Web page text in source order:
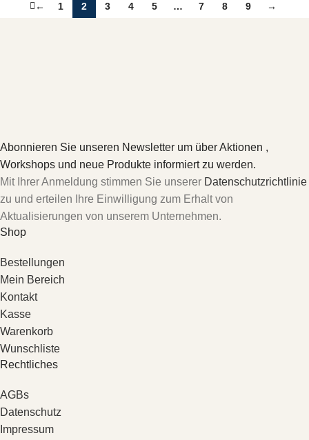
← 1 2 3 4 5 … 7 8 9 →
Abonnieren Sie unseren Newsletter um über Aktionen ,
Workshops und neue Produkte informiert zu werden.
Mit Ihrer Anmeldung stimmen Sie unserer Datenschutzrichtlinie
zu und erteilen Ihre Einwilligung zum Erhalt von
Aktualisierungen von unserem Unternehmen.
Shop
Bestellungen
Mein Bereich
Kontakt
Kasse
Warenkorb
Wunschliste
Rechtliches
AGBs
Datenschutz
Impressum